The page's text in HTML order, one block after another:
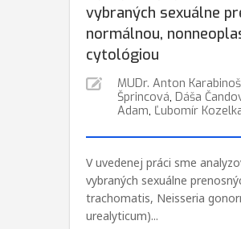
vybraných sexuálne
normálnou,
cytológiou
MUDr. Anton
Šprincová, Dáša
Adam, Ľubomír
V uvedenej práci sme
vybraných sexuálne
trachomatis, Neisseria
urealyticum)...